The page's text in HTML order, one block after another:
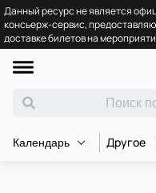
Данный ресурс не является
консьерж-сервис,
доставке билетов на
Календарь Другое